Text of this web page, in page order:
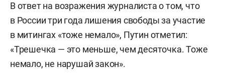
В ответ на возражения журналиста о том, что
в России три года лишения свободы за участие
в митингах «тоже немало», Путин отметил:
«Трешечка — это меньше, чем десяточка. Тоже
немало, не нарушай закон».